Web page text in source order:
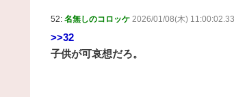
52: 名無しのコロッケ 2026/01/08(木)
>>32
子供が可哀想だろ。